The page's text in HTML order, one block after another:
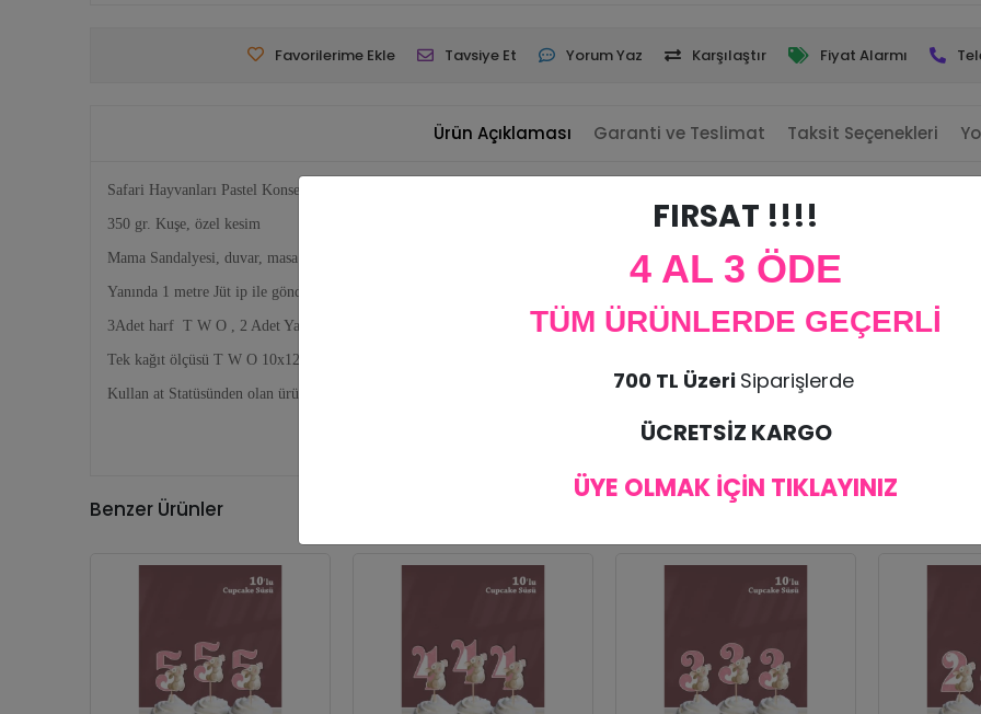
Favorilerime Ekle Tavsiye Et Yorum Yaz Karşılaştır Fiyat Alarmı
Ürün Açıklaması Garanti ve Teslimat Taksit Seçenekleri
Safari Hayvanları Pastel Konseptli TWO Banner
350 gr. Kuşe, özel kesim
Mama Sandalyesi, duvar, masa önü gibi dilediğiniz yerde dekor olarak kullanabilirsiniz.
Yanında 1 metre Jüt ip ile gönderilmektedir.
3Adet harf T W O , 2 Adet Yaprak toplam 5 adet
Tek kağıt ölçüsü T W O 10x12 cm, Yapraklar 7,5x8,5cm Toplam 45 cm genişliğindedir.
Kullan at Statüsünden olan ürünler olduğundan ürün iadesi kabul edilmemektedir. Ürünün zarar görmesi halinde tekrar ürün gönderimi
Benzer Ürünler
FIRSAT !!!!
4 AL 3 ÖDE
TÜM ÜRÜNLERDE GEÇERLİ
700 TL Üzeri Siparişlerde
ÜCRETSİZ KARGO
ÜYE OLMAK İÇİN TIKLAYINIZ